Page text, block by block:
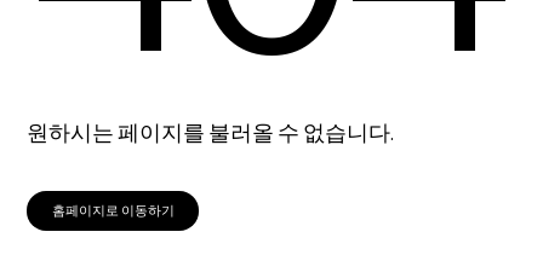
원하시는 페이지를 불러올 수 없습니다.
홈페이지로 이동하기